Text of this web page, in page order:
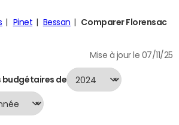
Pinet Bessan
Comparer Florensac
Mise à jour le 07/11/25
budgétaires de